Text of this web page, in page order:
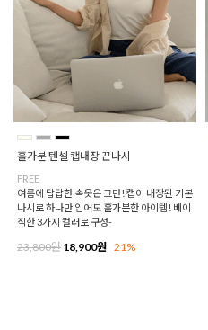
홀가분 텐셀 캡내장 끈나시
FREE
여름에 답답한 속옷은 그만! 캡이 내장된 기본
나시로 하나만 입어도 홀가분한 아이템! 베이
직한 3가지 컬러로 구성-
23,800원 18,900원 21%